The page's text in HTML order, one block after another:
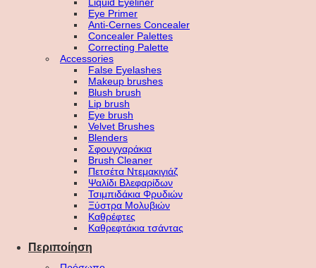
Eye Primer
Anti-Cernes Concealer
Concealer Palettes
Correcting Palette
Accessories
False Eyelashes
Makeup brushes
Blush brush
Lip brush
Eye brush
Velvet Brushes
Blenders
Σφουγγαράκια
Brush Cleaner
Πετσέτα Ντεμακιγιάζ
Ψαλίδι Βλεφαρίδων
Τσιμπιδάκια Φρυδιών
Ξύστρα Μολυβιών
Καθρέφτες
Καθρεφτάκια τσάντας
Περιποίηση